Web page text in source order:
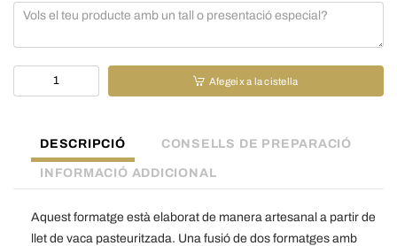
quantitat
de
Afegeix a la cistella
DESCRIPCIÓ CONSELLS DE PREPARACIÓ
INFORMACIÓ ADDICIONAL
Aquest formatge està elaborat de manera artesanal a partir de
llet de vaca pasteuritzada. Una fusió de dos formatges amb